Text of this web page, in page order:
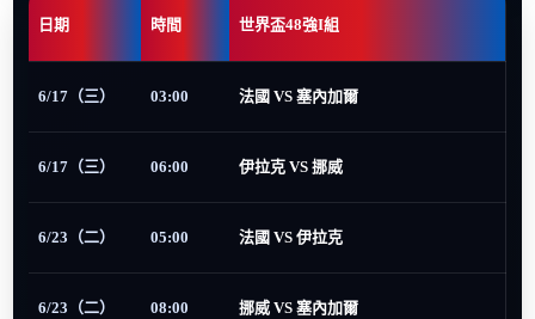
日期 時間 世界盃48強I組
6/17（三） 03:00 法國 VS 塞內加爾
6/17（三） 06:00 伊拉克 VS 挪威
6/23（二） 05:00 法國 VS 伊拉克
6/23（二） 08:00 挪威 VS 塞內加爾